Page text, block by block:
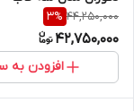
44,250,000
3%
42,750,000
افزودن به